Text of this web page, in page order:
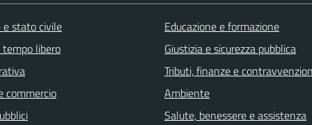
e stato civile
libero
commercio
Educazione e formazione
Giustizia e sicurezza pubblica
Tributi, finanze e
Ambiente
Salute, benessere e assistenza